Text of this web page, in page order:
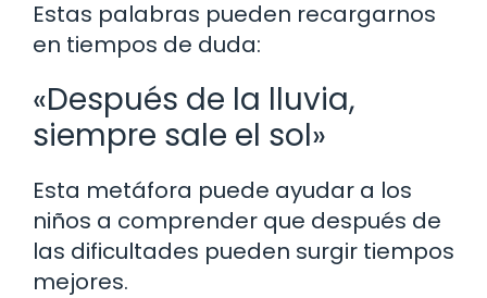
Estas palabras pueden recargarnos
en tiempos de duda:
«Después de la lluvia,
siempre sale el sol»
Esta metáfora puede ayudar a los
niños a comprender que después de
las dificultades pueden surgir tiempos
mejores.